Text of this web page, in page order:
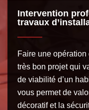
Intervention
travaux
Faire une
très bon projet qui
de viabilité d’un
vous permet de
décoratif et la